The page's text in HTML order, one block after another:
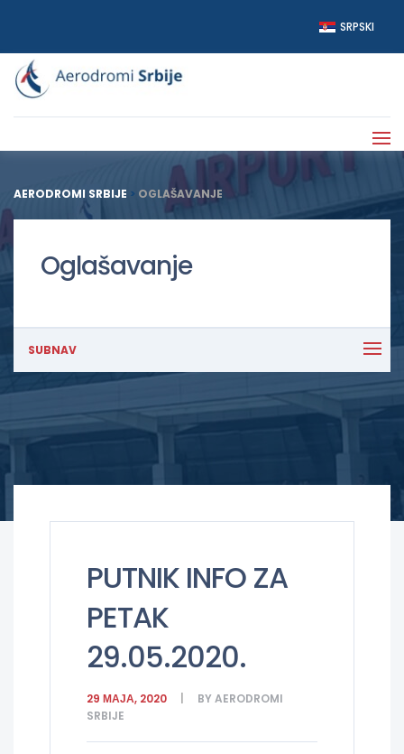
SRPSKI
AERODROMI SRBIJE > OGLAŠAVANJE
Oglašavanje
SUBNAV
PUTNIK INFO ZA
PETAK
29.05.2020.
29 МАЈА, 2020 BYAERODROMI
SRBIJE